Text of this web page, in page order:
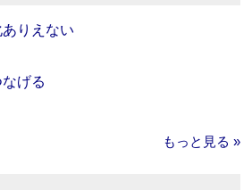
りえない
げる
もっと見る »